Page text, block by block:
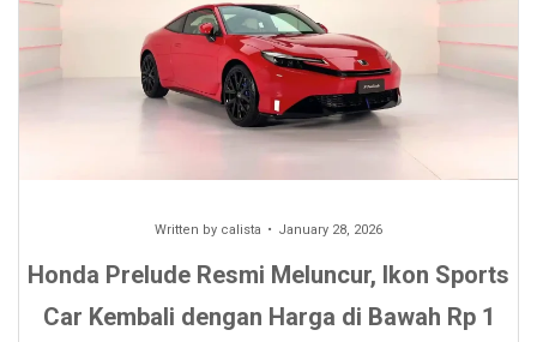
Written by calista January 28, 2026
Honda Prelude Resmi Meluncur, Ikon Sports
Car Kembali dengan Harga di Bawah Rp 1